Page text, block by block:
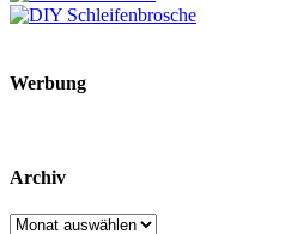
Werbung
Archiv
Archiv